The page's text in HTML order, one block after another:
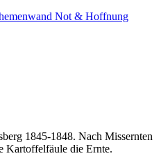
Not & Hoffnung
1845-1848. Nach Missernten
Kartoffelfäule die Ernte.